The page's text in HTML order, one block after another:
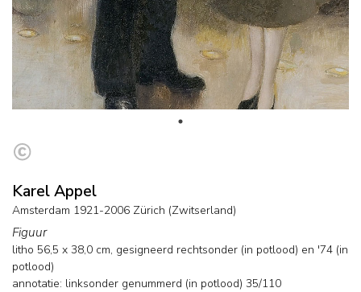
Karel Appel
Amsterdam 1921-2006 Zürich (Zwitserland)
Figuur
litho 56,5 x 38,0 cm, gesigneerd rechtsonder (in potlood) en '74 (in
potlood)
annotatie: linksonder genummerd (in potlood) 35/110